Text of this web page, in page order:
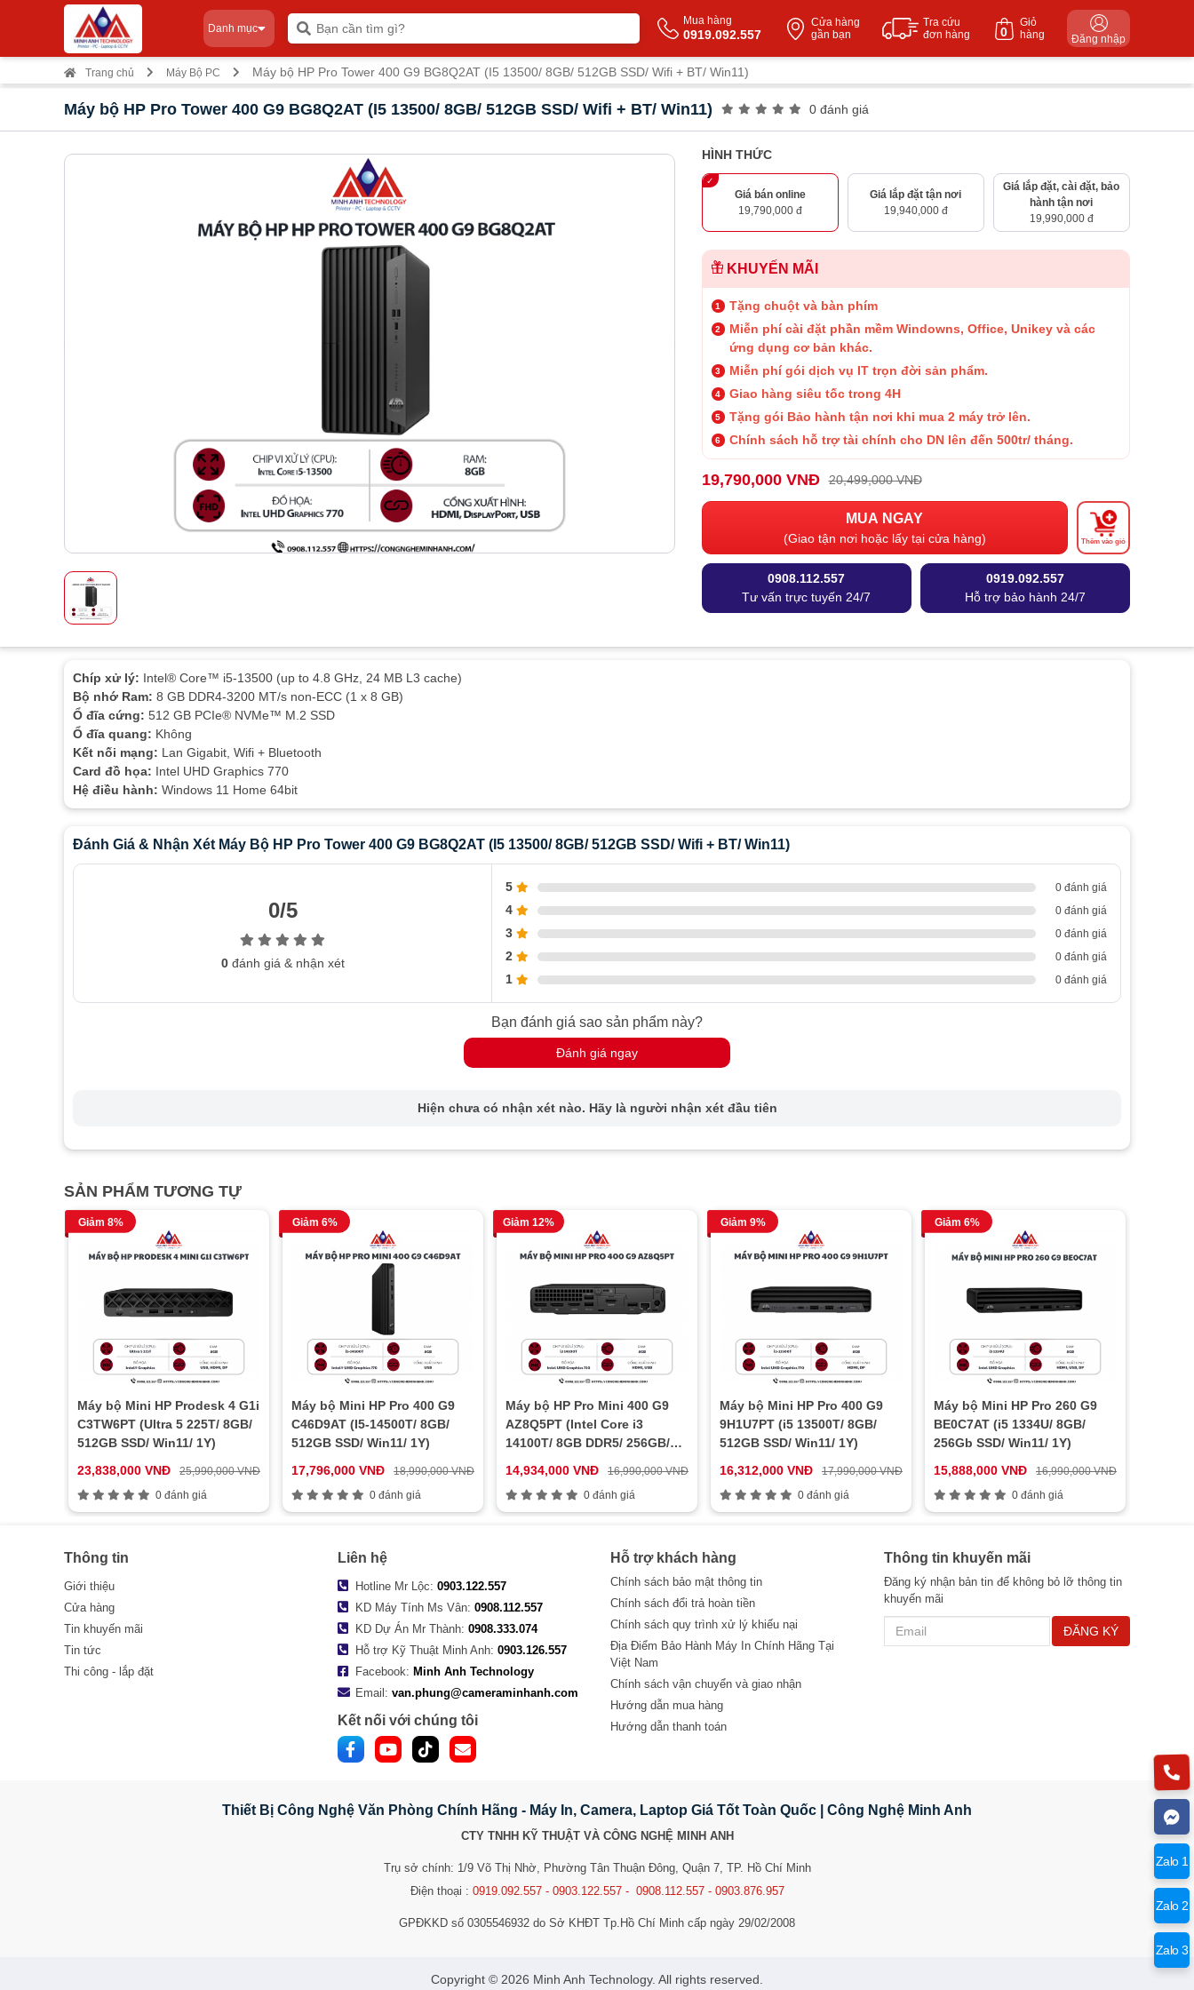
Danh mục
Mua hàng
0919.092.557
Cửa hàng
gần bạn
Tra cứu
đơn hàng
Giỏ
hàng
0 Đăng nhập
Trang chủ Máy Bộ PC Máy bộ HP Pro Tower 400 G9 BG8Q2AT (I5 13500/ 8GB/ 512GB SSD/ Wifi + BT/ Win11)
Máy bộ HP Pro Tower 400 G9 BG8Q2AT (I5 13500/ 8GB/ 512GB SSD/ Wifi + BT/ Win11) 0 đánh giá
HÌNH THỨC
Giá bán online
19,790,000 đ
Giá lắp đặt tận nơi
19,940,000 đ
Giá lắp đặt, cài đặt, bảo
hành tận nơi
19,990,000 đ
KHUYẾN MÃI
Tặng chuột và bàn phím
Miễn phí cài đặt phần mềm Windowns, Office, Unikey và các
ứng dụng cơ bản khác.
Miễn phí gói dịch vụ IT trọn đời sản phẩm.
Giao hàng siêu tốc trong 4H
Tặng gói Bảo hành tận nơi khi mua 2 máy trở lên.
Chính sách hỗ trợ tài chính cho DN lên đến 500tr/ tháng.
19,790,000 VNĐ 20,499,000 VNĐ
MUA NGAY
(Giao tận nơi hoặc lấy tại cửa hàng) Thêm vào giỏ
0908.112.557
Tư vấn trực tuyến 24/7
0919.092.557
Hỗ trợ bảo hành 24/7
Chíp xử lý: Intel® Core™ i5-13500 (up to 4.8 GHz, 24 MB L3 cache)
Bộ nhớ Ram: 8 GB DDR4-3200 MT/s non-ECC (1 x 8 GB)
Ổ đĩa cứng: 512 GB PCIe® NVMe™ M.2 SSD
Ổ đĩa quang: Không
Kết nối mạng: Lan Gigabit, Wifi + Bluetooth
Card đồ họa: Intel UHD Graphics 770
Hệ điều hành: Windows 11 Home 64bit
Đánh Giá & Nhận Xét Máy Bộ HP Pro Tower 400 G9 BG8Q2AT (I5 13500/ 8GB/ 512GB SSD/ Wifi + BT/ Win11)
0/5
0đánh giá & nhận xét
5 0 đánh giá
4 0 đánh giá
3 0 đánh giá
2 0 đánh giá
1 0 đánh giá
Bạn đánh giá sao sản phẩm này?
Đánh giá ngay
Hiện chưa có nhận xét nào. Hãy là người nhận xét đầu tiên
SẢN PHẨM TƯƠNG TỰ
Giảm 8%
Máy bộ Mini HP Prodesk 4 G1i
C3TW6PT (Ultra 5 225T/ 8GB/
512GB SSD/ Win11/ 1Y)
23,838,000 VNĐ
25,990,000 VNĐ
0 đánh giá
Giảm 6%
Máy bộ Mini HP Pro 400 G9
C46D9AT (I5-14500T/ 8GB/
512GB SSD/ Win11/ 1Y)
17,796,000 VNĐ
18,990,000 VNĐ
0 đánh giá
Giảm 12%
Máy bộ HP Pro Mini 400 G9
AZ8Q5PT (Intel Core i3
14100T/ 8GB DDR5/ 256GB/
Windows 11 Home SL)
14,934,000 VNĐ
16,990,000 VNĐ
0 đánh giá
Giảm 9%
Máy bộ Mini HP Pro 400 G9
9H1U7PT (i5 13500T/ 8GB/
512GB SSD/ Win11/ 1Y)
16,312,000 VNĐ
17,990,000 VNĐ
0 đánh giá
Giảm 6%
Máy bộ Mini HP Pro 260 G9
BE0C7AT (i5 1334U/ 8GB/
256Gb SSD/ Win11/ 1Y)
15,888,000 VNĐ
16,990,000 VNĐ
0 đánh giá
Thông tin
Giới thiệu
Cửa hàng
Tin khuyến mãi
Tin tức
Thi công - lắp đặt
Liên hệ
Hotline Mr Lộc: 0903.122.557
KD Máy Tính Ms Vân: 0908.112.557
KD Dự Án Mr Thành: 0908.333.074
Hỗ trợ Kỹ Thuật Minh Anh: 0903.126.557
Facebook: Minh Anh Technology
Email: van.phung@cameraminhanh.com
Kết nối với chúng tôi
Hỗ trợ khách hàng
Chính sách bảo mật thông tin
Chính sách đổi trả hoàn tiền
Chính sách quy trình xử lý khiếu nại
Địa Điểm Bảo Hành Máy In Chính Hãng Tại
Việt Nam
Chính sách vận chuyển và giao nhận
Hướng dẫn mua hàng
Hướng dẫn thanh toán
Thông tin khuyến mãi
Đăng ký nhận bản tin để không bỏ lỡ thông tin
khuyến mãi
ĐĂNG KÝ
Thiết Bị Công Nghệ Văn Phòng Chính Hãng - Máy In, Camera, Laptop Giá Tốt Toàn Quốc | Công Nghệ Minh Anh
CTY TNHH KỸ THUẬT VÀ CÔNG NGHỆ MINH ANH
Trụ sở chính: 1/9 Võ Thị Nhờ, Phường Tân Thuận Đông, Quận 7, TP. Hồ Chí Minh
Điện thoại : 0919.092.557 - 0903.122.557 - 0908.112.557 - 0903.876.957
GPĐKKD số 0305546932 do Sở KHĐT Tp.Hồ Chí Minh cấp ngày 29/02/2008
​​​​​​Copyright © 2026 Minh Anh Technology. All rights reserved.
Zalo 1
Zalo 2
Zalo 3